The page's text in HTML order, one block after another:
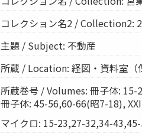
コレクション名2 / Collection2:
主題 / Subject: 不動産
所蔵 / Location: 経図・資料室（
所蔵巻号 / Volumes: 冊子体:
冊子体: 45-56,60-66(昭7-18),
マイクロ: 15-23,27-32,34-